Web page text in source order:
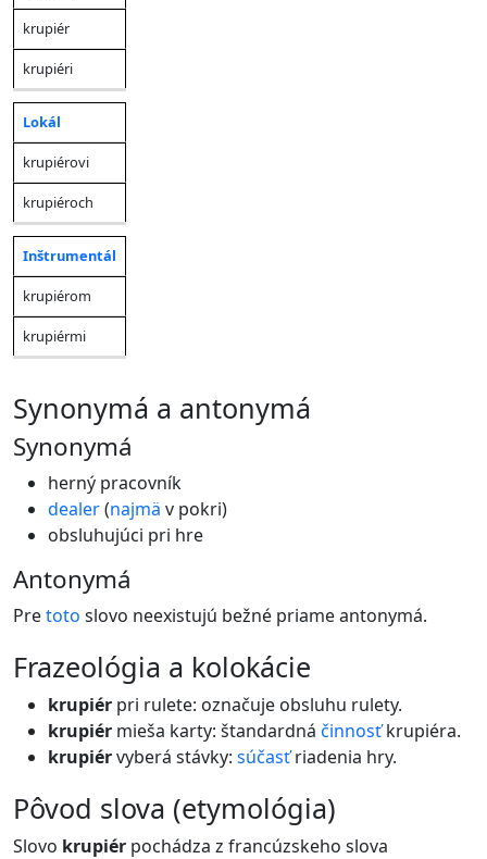
krupiér
krupiéri
Lokál
krupiérovi
krupiéroch
Inštrumentál
krupiérom
krupiérmi
synonymá a antonymá
Synonymá
herný pracovník
dealer(najmä v pokri)
obsluhujúci pri hre
Antonymá
Pretoto slovo neexistujú bežné priame antonymá.
frazeológia a kolokácie
krupiér pri rulete: označuje obsluhu rulety.
krupiér mieša karty: štandardná činnosťkrupiéra.
krupiérvyberá stávky: súčasťriadenia hry.
pôvod slova (etymológia)
Slovo krupiér pochádza z francúzskeho slova